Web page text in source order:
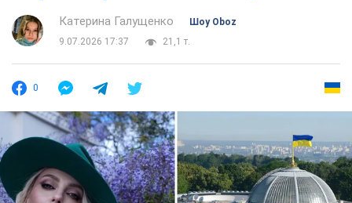
Катерина Галущенко
Шоу Oboz
9.07.2026 17:37
21,1 т.
0